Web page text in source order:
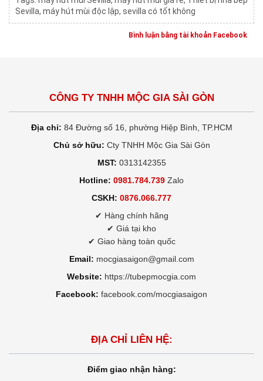
Sevilla, máy hút mùi độc lập, sevilla có tốt không
Bình luận bằng tài khoản Facebook
CÔNG TY TNHH MỘC GIA SÀI GÒN
Địa chỉ: 84 Đường số 16, phường Hiệp Bình, TP.HCM
Chủ sở hữu: Cty TNHH Mộc Gia Sài Gòn
MST: 0313142355
Hotline: 0981.784.739 Zalo
CSKH: 0876.066.777
✔ Hàng chính hãng
✔ Giá tại kho
✔ Giao hàng toàn quốc
Email: mocgiasaigon@gmail.com
Website: https://tubepmocgia.com
Facebook: facebook.com/mocgiasaigon
ĐỊA CHỈ LIÊN HỆ:
Điểm giao nhận hàng: